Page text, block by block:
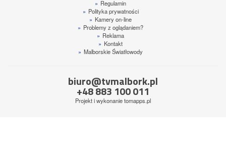
» Regulamin
» Polityka prywatności
» Kamery on-line
» Problemy z oglądaniem?
» Reklama
» Kontakt
» Malborskie Światłowody
biuro@tvmalbork.pl
+48 883 100 011
Projekt i wykonanietomapps.pl